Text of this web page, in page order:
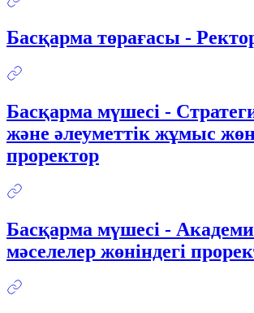
Басқарма төрағасы -
Басқарма мүшесі -
және әлеуметтік жұмыс
проректор
Басқарма мүшесі -
мәселелер жөніндегі